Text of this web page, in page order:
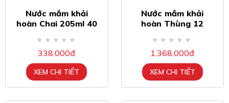
Nước mắm khải
hoàn Chai 205ml 40
chai )
338.000đ
XEM CHI TIẾT
Nước mắm khải
hoàn Thùng 12
đạm
1.368.000đ
XEM CHI TIẾT